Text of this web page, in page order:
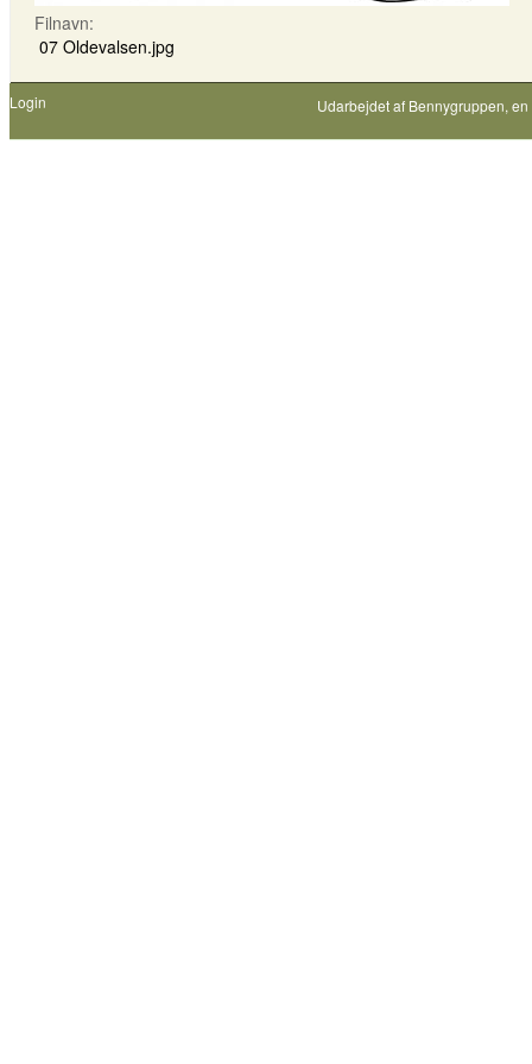
Filnavn:
07 Oldevalsen.jpg
Login Udarbejdet af Bennygruppen,